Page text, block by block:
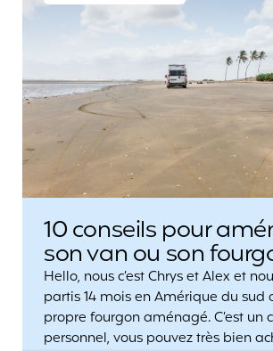
10 conseils pour
son van ou son
Hello, nous c’est Chrys et Alex et
partis 14 mois en Amérique du sud
propre fourgon aménagé. C’est un
personnel, vous pouvez très bien